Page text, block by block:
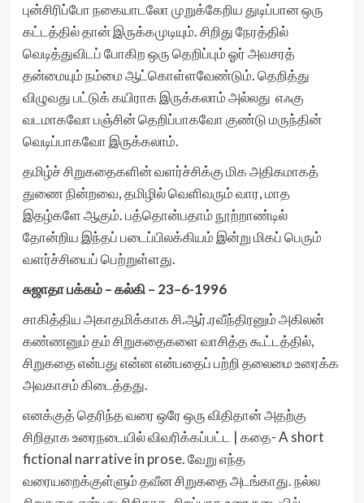
புன்சிரிப்போ நகையாடலோ முறுக்கேறிய துடிப்பான ஒரு
கட்டத்தில் தான் இருக்கமுடியும். சிறிது நேரத்தில்
வெடித்துவிடப் போகிற ஒரு தெறிப்பும் ஓர் அவசரத்
தன்மையும் நம்மை ஆட்கொள்ளவேண்டும். தெறித்து
விழுவது பட்டுக் கயிராக இருக்கலாம் அல்லது எஃகு
வடமாகவோ பஞ்சின் தெறிப்பாகவோ குண்டு மருந்தின்
வெடிப்பாகவோ இருக்கலாம்.
தமிழ்ச் சிறுகதைகளின் வளர்ச்சிக்கு மிக அதிகமாகத்
துணை நின்றவை, தமிழில் வெளிவரும் வார, மாத
இதழ்களே ஆகும். பத்தொன்பதாம் நூற்றாண்டில்
தோன்றிய இந்தப் படைப்பிலக்கியம் இன்று மிகப் பெரும்
வளர்ச்சியைப் பெற்றுள்ளது.
சுஜாதா பக்கம் – கல்கி – 23–6-1996
சாகித்திய அகாதமிக்காக சி.ஆர்.ரவீந்திரனும் அகிலன்
கண்ணனும் தம் சிறுகதைகளை வாசித்த கூட்டத்தில்,
சிறுகதை என்பது என்ன என்பதைப் பற்றி தலைமை உரைக்க
அவகாசம் கிடைத்தது.
எனக்குத் தெரிந்த வரை ஒரே ஒரு விதிதான் அதற்கு
சிறிதாக உரைநடையில் விவரிக்கப்பட்ட | கதை- A short
fictional narrative in prose. வேறு எந்த
வரையறைக்குள்ளும் தவீன சிறுகதை அடங்காது. நல்ல